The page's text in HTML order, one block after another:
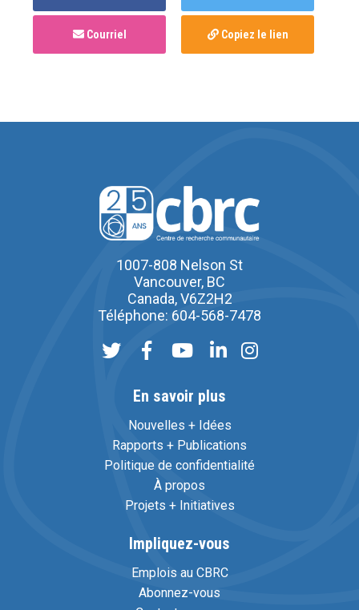
Courriel Copiez le lien
1007-808 Nelson St
Vancouver, BC
Canada, V6Z2H2
Téléphone: 604-568-7478
En savoir plus
Nouvelles + Idées
Rapports + Publications
Politique de confidentialité
À propos
Projets + Initiatives
Impliquez-vous
Emplois au CBRC
Abonnez-vous